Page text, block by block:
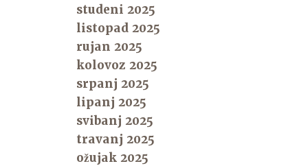
studeni 2025
listopad 2025
rujan 2025
kolovoz 2025
srpanj 2025
lipanj 2025
svibanj 2025
travanj 2025
ožujak 2025